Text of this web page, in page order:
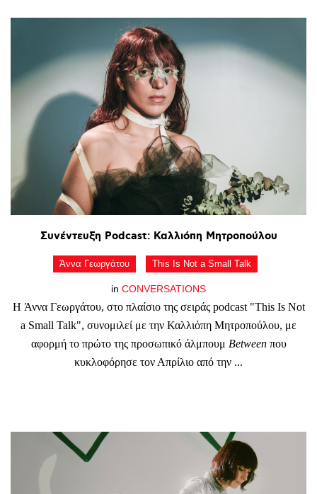
Συνέντευξη Podcast: Καλλιόπη Μητροπούλου
Άννα Γεωργάτου This Is Not a Small Talk
in CONVERSATIONS
Η Άννα Γεωργάτου, στο πλαίσιο της σειράς podcast "This Is Not
a Small Talk", συνομιλεί με την Καλλιόπη Μητροπούλου, με
αφορμή το πρώτο της προσωπικό άλμπουμ Between που
κυκλοφόρησε τον Απρίλιο από την ...